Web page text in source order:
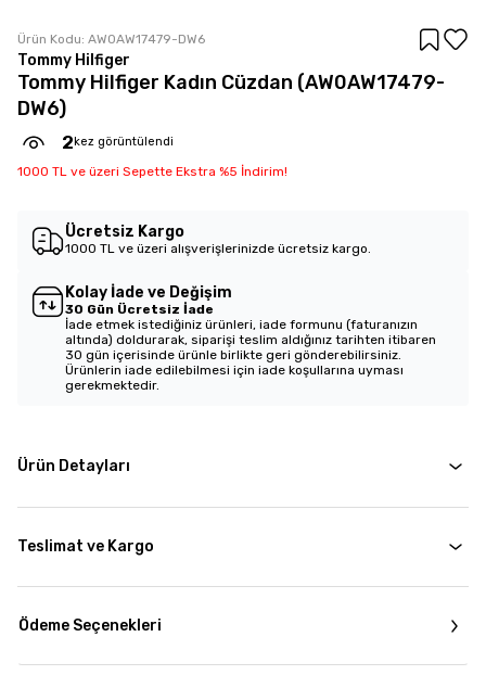
Ürün Kodu: AW0AW17479-DW6
Tommy Hilfiger
Tommy Hilfiger Kadın Cüzdan (AW0AW17479-
DW6)
2 kez görüntülendi
1000 TL ve üzeri Sepette Ekstra %5 İndirim!
Ücretsiz Kargo
1000 TL ve üzeri alışverişlerinizde ücretsiz kargo.
Kolay İade ve Değişim
30 Gün Ücretsiz İade
İade etmek istediğiniz ürünleri, iade formunu (faturanızın
altında) doldurarak, siparişi teslim aldığınız tarihten itibaren
30 gün içerisinde ürünle birlikte geri gönderebilirsiniz.
Ürünlerin iade edilebilmesi için iade koşullarına uyması
gerekmektedir.
Ürün Detayları
Teslimat ve Kargo
Ödeme Seçenekleri